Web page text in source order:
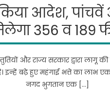
किया आदेश,
356 व 189
और राज्य सरकार द्वारा लागू
इन्हें बढ़े हुए महंगाई भत्ते का लाभ
नगद भुगतान एक […]